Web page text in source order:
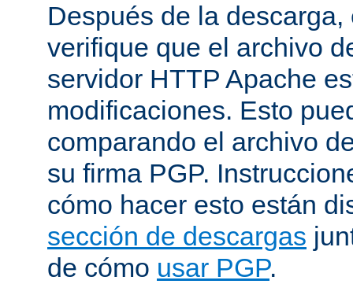
Después de la
verifique que el archivo
servidor HTTP Apache
modificaciones. Esto
comparando el archivo
su firma PGP.
cómo hacer esto están
sección de descargas
de cómo usar PGP.